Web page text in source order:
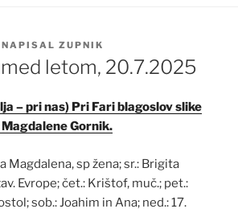
NAPISAL ZUPNIK
letom, 20.7.2025
– pri nas) Pri Fari blagoslov slike
Gornik.
Magdalena, sp žena; sr.: Brigita
Evrope; čet.: Krištof, muč.; pet.:
sob.: Joahim in Ana; ned.: 17.